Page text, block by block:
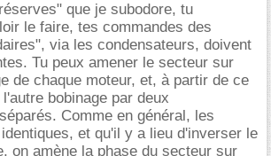
que je subodore, tu
le faire, tes commandes des
via les condensateurs, doivent
Tu peux amener le secteur sur
de chaque moteur, et, à partir de ce
bobinage par deux
Comme en général, les
et qu'il y a lieu d'inverser le
on amène la phase du secteur sur